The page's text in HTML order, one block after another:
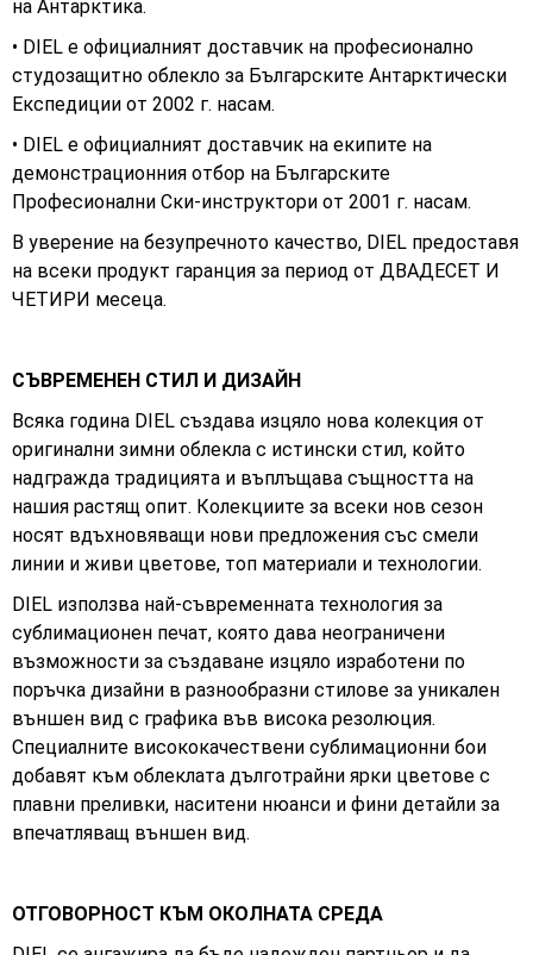
на Антарктика.
• DIEL е официалният доставчик на професионално
студозащитно облекло за Българските Антарктически
Експедиции от 2002 г. насам.
• DIEL е официалният доставчик на екипите на
демонстрационния отбор на Българските
Професионални Ски-инструктори от 2001 г. насам.
В уверение на безупречното качество, DIEL предоставя
на всеки продукт гаранция за период от ДВАДЕСЕТ И
ЧЕТИРИ месеца.
СЪВРЕМЕНЕН СТИЛ И ДИЗАЙН
Всяка година DIEL създава изцяло нова колекция от
оригинални зимни облекла с истински стил, който
надгражда традицията и въплъщава същността на
нашия растящ опит. Колекциите за всеки нов сезон
носят вдъхновяващи нови предложения със смели
линии и живи цветове, топ материали и технологии.
DIEL използва най-съвременната технология за
сублимационен печат, която дава неограничени
възможности за създаване изцяло изработени по
поръчка дизайни в разнообразни стилове за уникален
външен вид с графика във висока резолюция.
Специалните висококачествени сублимационни бои
добавят към облеклата дълготрайни ярки цветове с
плавни преливки, наситени нюанси и фини детайли за
впечатляващ външен вид.
ОТГОВОРНОСТ КЪМ ОКОЛНАТА СРЕДА